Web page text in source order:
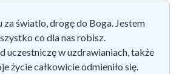
za światlo, drogę do Boga. Jestem
co dla nas robisz.
uczestniczę w uzdrawianiach, także
życie całkowicie odmieniło się.